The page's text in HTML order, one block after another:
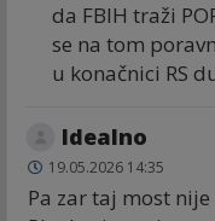
da FBIH traži
se na tom
u konačnici RS
Idealno
19.05.2026 14:35
Pa zar taj most